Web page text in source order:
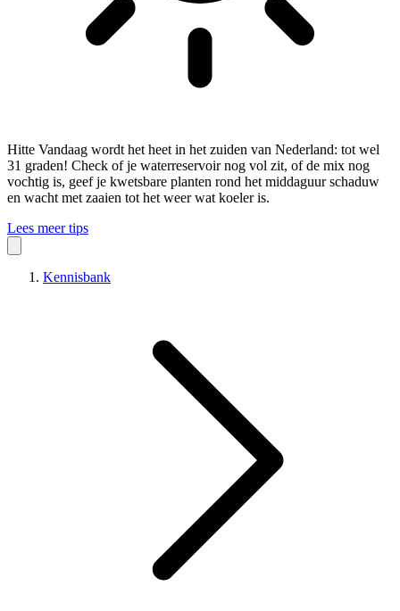
Hitte Vandaag wordt het heet in het zuiden van Nederland: tot wel
31 graden! Check of je waterreservoir nog vol zit, of de mix nog
vochtig is, geef je kwetsbare planten rond het middaguur schaduw
en wacht met zaaien tot het weer wat koeler is.
Lees meer tips
Kennisbank